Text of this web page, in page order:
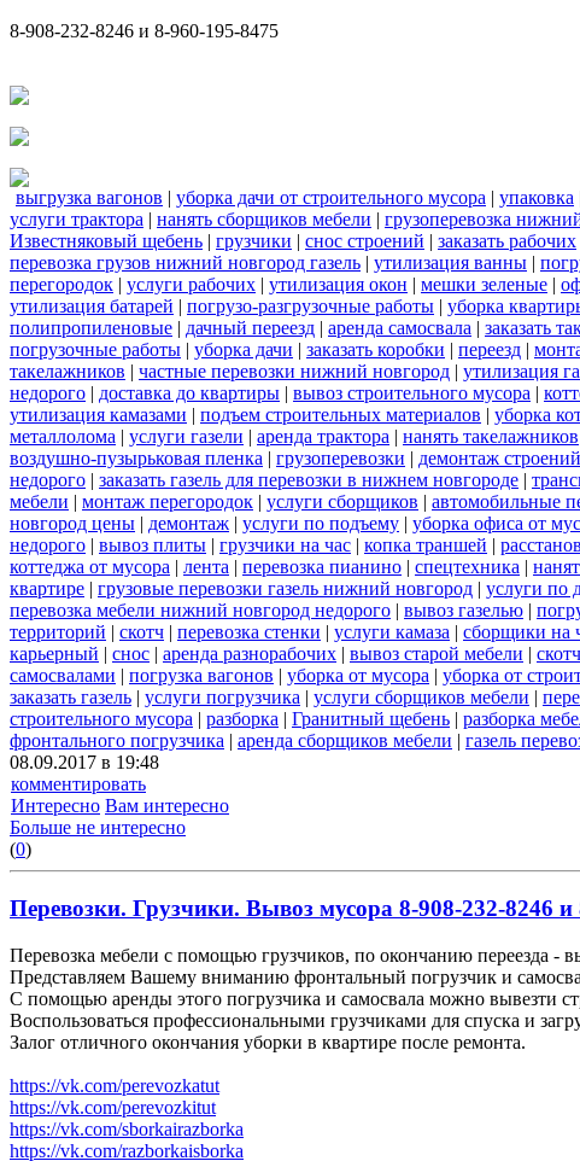
8-908-232-8246 и 8-960-195-8475
выгрузка вагонов | уборка дачи от строительного мусора | упаковка
услуги трактора | нанять сборщиков мебели | грузоперевозка
Известняковый щебень | грузчики | снос строений | заказать рабочих
перевозка грузов нижний новгород газель | утилизация ванны |
перегородок | услуги рабочих | утилизация окон | мешки зеленые |
утилизация батарей | погрузо-разгрузочные работы | уборка
полипропиленовые | дачный переезд | аренда самосвала | заказать
погрузочные работы | уборка дачи | заказать коробки | переезд |
такелажников | частные перевозки нижний новгород | утилизация
недорого | доставка до квартиры | вывоз строительного мусора |
утилизация камазами | подъем строительных материалов | уборка
металлолома | услуги газели | аренда трактора | нанять такелажников
воздушно-пузырьковая пленка | грузоперевозки | демонтаж строений
недорого | заказать газель для перевозки в нижнем новгороде |
мебели | монтаж перегородок | услуги сборщиков | автомобильные
новгород цены | демонтаж | услуги по подъему | уборка офиса от
недорого | вывоз плиты | грузчики на час | копка траншей |
коттеджа от мусора | лента | перевозка пианино | спецтехника |
квартире | грузовые перевозки газель нижний новгород | услуги по
перевозка мебели нижний новгород недорого | вывоз газелью |
территорий | скотч | перевозка стенки | услуги камаза | сборщики на
карьерный | снос | аренда разнорабочих | вывоз старой мебели |
самосвалами | погрузка вагонов | уборка от мусора | уборка от
заказать газель | услуги погрузчика | услуги сборщиков мебели |
строительного мусора | разборка | Гранитный щебень | разборка
фронтального погрузчика | аренда сборщиков мебели | газель
08.09.2017 в 19:48
комментировать
Интересно Вам интересно
Больше не интересно
(0)
Перевозки. Грузчики. Вывоз мусора 8-908-232-8246 и
Перевозка мебели с помощью грузчиков, по окончанию переезда -
Представляем Вашему вниманию фронтальный погрузчик и
С помощью аренды этого погрузчика и самосвала можно вывезти
Воспользоваться профессиональными грузчиками для спуска и
Залог отличного окончания уборки в квартире после ремонта.
https://vk.com/perevozkatut
https://vk.com/perevozkitut
https://vk.com/sborkairazborka
https://vk.com/razborkaisborka